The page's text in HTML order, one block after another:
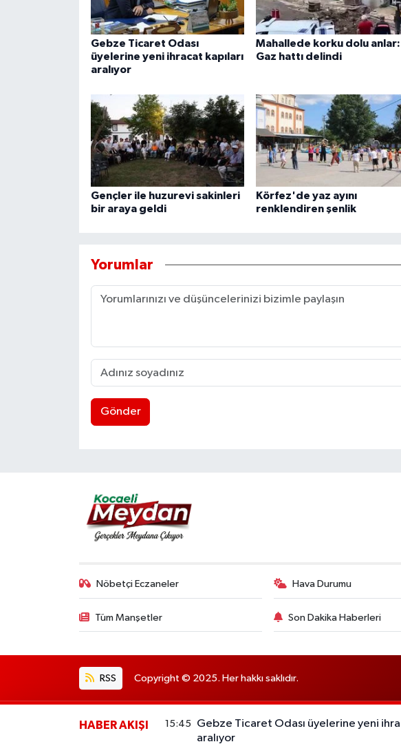
Gebze Ticaret Odası
üyelerine yeni ihracat kapıları
aralıyor
Mahallede korku dolu anlar:
Gaz hattı delindi
Gençler ile huzurevi sakinleri
bir araya geldi
Körfez'de yaz ayını
renklendiren şenlik
Yorumlar
Gönder
Nöbetçi Eczaneler Hava Durumu
Tüm Manşetler Son Dakika Haberleri
RSS Copyright © 2025. Her hakkı saklıdır.
HABER AKIŞI 15:45
Gebze Ticaret Odası üyelerine yeni
aralıyor